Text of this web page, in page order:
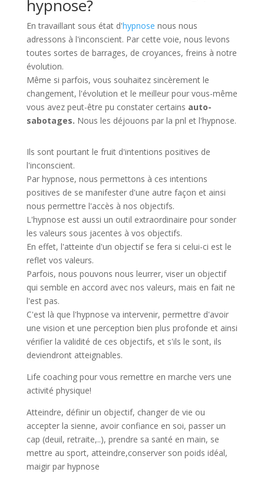
hypnose?
En travaillant sous état d'hypnose nous nous
adressons à l'inconscient. Par cette voie, nous levons
toutes sortes de barrages, de croyances, freins à notre
évolution.
Même si parfois, vous souhaitez sincèrement le
changement, l'évolution et le meilleur pour vous-même
vous avez peut-être pu constater certains auto-
sabotages. Nous les déjouons par la pnl et l'hypnose.
Ils sont pourtant le fruit d'intentions positives de
l'inconscient.
Par hypnose, nous permettons à ces intentions
positives de se manifester d'une autre façon et ainsi
nous permettre l'accès à nos objectifs.
L'hypnose est aussi un outil extraordinaire pour sonder
les valeurs sous jacentes à vos objectifs.
En effet, l'atteinte d'un objectif se fera si celui-ci est le
reflet vos valeurs.
Parfois, nous pouvons nous leurrer, viser un objectif
qui semble en accord avec nos valeurs, mais en fait ne
l'est pas.
C'est là que l'hypnose va intervenir, permettre d'avoir
une vision et une perception bien plus profonde et ainsi
vérifier la validité de ces objectifs, et s'ils le sont, ils
deviendront atteignables.
Life coaching pour vous remettre en marche vers une
activité physique!
Atteindre, définir un objectif, changer de vie ou
accepter la sienne, avoir confiance en soi, passer un
cap (deuil, retraite,..), prendre sa santé en main, se
mettre au sport, atteindre,conserver son poids idéal,
maigir par hypnose